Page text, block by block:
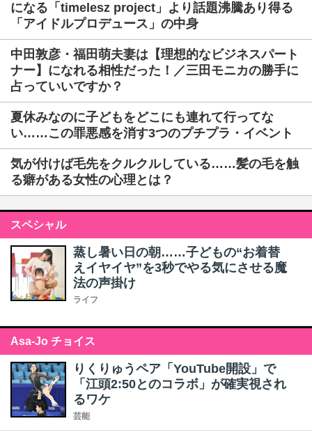
になる「timelesz project」より話題沸騰あり得る
「アイドルプロデュース」の中身
中田敦彦・福田萌夫妻は【理想的なビジネスパート
ナー】になれる相性だった！／三田モニカの勝手に
占っていいですか？
夏休みなのに子どもをどこにも連れて行ってな
い……この罪悪感を消す3つのプチプラ・イベント
気が付けば毛先をクルクルしている……髪の毛を触
る癖がある女性の心理とは？
スペシャル
蒸し暑い日の朝……子どもの“お着替
えイヤイヤ”を3秒でやる気にさせる魔
法の声掛け
ライフ
Asa-Jo チョイス
りくりゅうペア「YouTube開設」で
「江頭2:50とのコラボ」が確実視され
るワケ
芸能